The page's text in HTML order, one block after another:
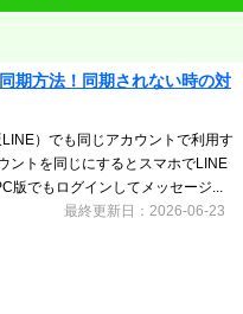
期方法！同期されない時の対
）でも同じアカウントで利用す
ントを同じにするとスマホでLINE
版でもログインしてメッセージ...
最終更新日：2026-06-23